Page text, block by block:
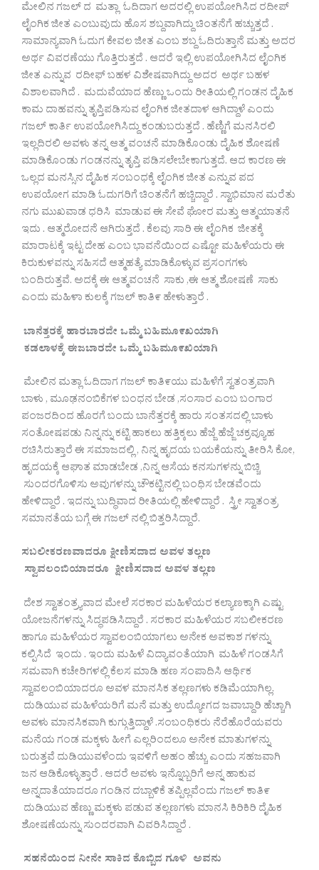
ಮೇಲಿನ ಗಜಲ್ ದ ಮತ್ಲಾ ಓದಿದಾಗ ಅದರಲ್ಲಿ ಉಪಯೋಗಿಸಿದ ರದೀಪ್
ಲೈಂಗಿಕ ಜೀತ ಎಂಬುವುದು ಹೊಸ ಶಬ್ದವಾಗಿದ್ದು ಚಿಂತನೆಗೆ ಹಚ್ಚುತ್ತದೆ .
ಸಾಮಾನ್ಯವಾಗಿ ಓದುಗ ಕೇವಲ ಜೀತ ಎಂಬ ಶಬ್ದ ಓದಿರುತ್ತಾನೆ ಮತ್ತು ಅದರ
ಅರ್ಥ ವಿವರಣೆಯು ಗೊತ್ತಿರುತ್ತದೆ . ಆದರೆ ಇಲ್ಲಿ ಉಪಯೋಗಿಸಿದ ಲೈಂಗಿಕ
ಜೀತ ಎನ್ನುವ ರದೀಫ್ ಬಹಳ ವಿಶೇಷವಾಗಿದ್ದು ಅದರ ಅರ್ಥ ಬಹಳ
ವಿಶಾಲವಾಗಿದೆ . ಮದುವೆಯಾದ ಹೆಣ್ಣು ಒಂದು ರೀತಿಯಲ್ಲಿ ಗಂಡನ ದೈಹಿಕ
ಕಾಮ ದಾಹವನ್ನು ತೃಪ್ತಿಪಡಿಸುವ ಲೈಂಗಿಕ ಜೀತದಾಳ ಆಗಿದ್ದಾಳೆ ಎಂದು
ಗಜಲ್ ಕಾರ್ತಿ ಉಪಯೋಗಿಸಿದ್ದು ಕಂಡುಬರುತ್ತದೆ . ಹೆಣ್ಣಿಗೆ ಮನಸಿರಲಿ
ಇಲ್ಲದಿರಲಿ ಅವಳು ತನ್ನ ಆತ್ಮ ವಂಚನೆ ಮಾಡಿಕೊಂಡು ದೈಹಿಕ ಶೋಷಣೆ
ಮಾಡಿಕೊಂಡು ಗಂಡನನ್ನು ತೃಪ್ತಿ ಪಡಿಸಲೇಬೇಕಾಗುತ್ತದೆ. ಆದ ಕಾರಣ ಈ
ಒಲ್ಲದ ಮನಸ್ಸಿನ ದೈಹಿಕ ಸಂಬಂಧಕ್ಕೆ ಲೈಂಗಿಕ ಜೀತ ಎನ್ನುವ ಪದ
ಉಪಯೋಗ ಮಾಡಿ ಓದುಗರಿಗೆ ಚಿಂತನೆಗೆ ಹಚ್ಚಿದ್ದಾರೆ . ಸ್ವಾಭಿಮಾನ ಮರೆತು
ನಗು ಮುಖವಾಡ ಧರಿಸಿ ಮಾಡುವ ಈ ಸೇವೆ ಘೋರ ಮತ್ತು ಆತ್ಮಯಾತನೆ
ಇದು . ಆತ್ಮರೋದನೆ ಆಗಿರುತ್ತದೆ . ಕೆಲವು ಸಾರಿ ಈ ಲೈಂಗಿಕ ಜೀತಕ್ಕೆ
ಮಾರಾಟಕ್ಕೆ ಇಟ್ಟ ದೇಹ ಎಂಬ ಭಾವನೆಯಿಂದ ಎಷ್ಟೋ ಮಹಿಳೆಯರು ಈ
ಕಿರುಕುಳವನ್ನು ಸಹಿಸದೆ ಆತ್ಮಹತ್ಯೆ ಮಾಡಿಕೊಳ್ಳುವ ಪ್ರಸಂಗಗಳು
ಬಂದಿರುತ್ತವೆ. ಅದಕ್ಕೆ ಈ ಆತ್ಮವಂಚನೆ ಸಾಕು ,ಈ ಆತ್ಮ ಶೋಷಣೆ ಸಾಕು
ಎಂದು ಮಹಿಳಾ ಕುಲಕ್ಕೆ ಗಜಲ್ ಕಾತಿ೯ ಹೇಳುತ್ತಾರೆ .
ಬಾನೆತ್ತರಕ್ಕೆ ಹಾರಬಾರದೇ ಒಮ್ಮೆ ಬಹಿಮೂ೯ಖಯಾಗಿ
ಕಡಲಾಳಕ್ಕೆ ಈಜಬಾರದೇ ಒಮ್ಮೆ ಬಹಿಮೂ೯ಖಿಯಾಗಿ
ಮೇಲಿನ ಮತ್ಲಾ ಓದಿದಾಗ ಗಜಲ್ ಕಾತಿ೯ಯು ಮಹಿಳೆಗೆ ಸ್ವತಂತ್ರವಾಗಿ
ಬಾಳು , ಮೂಢನಂಬಿಕೆಗಳ ಬಂಧನ ಬೇಡ ,ಸಂಸಾರ ಎಂಬ ಬಂಗಾರ
ಪಂಜರದಿಂದ ಹೊರಗೆ ಬಂದು ಬಾನೆತ್ತರಕ್ಕೆ ಹಾರು ಸಂತಸದಲ್ಲಿ ಬಾಳು
ಸಂತೋಷಪಡು ನಿನ್ನನ್ನು ಕಟ್ಟಿ ಹಾಕಲು ಹತ್ತಿಕ್ಕಲು ಹೆಜ್ಜೆ ಹೆಜ್ಜೆ ಚಕ್ರವ್ಯೂಹ
ರಚಿಸಿರುತ್ತಾರೆ ಈ ಸಮಾಜದಲ್ಲಿ , ನಿನ್ನ ಹೃದಯ ಬಯಕೆಯನ್ನು ತೀರಿಸಿ ಕೋ,
ಹೃದಯಕ್ಕೆ ಆಘಾತ ಮಾಡಬೇಡ ,ನಿನ್ನ ಆಸೆಯ ಕನಸುಗಳನ್ನು ಬಿಚ್ಚಿ
ಸುಂದರಗೊಳಿಸು ಅವುಗಳನ್ನು ಚೌಕಟ್ಟಿನಲ್ಲಿ ಬಂಧಿಸ ಬೇಡವೆಂದು
ಹೇಳಿದ್ದಾರೆ . ಇದನ್ನು ಬುದ್ಧಿವಾದ ರೀತಿಯಲ್ಲಿ ಹೇಳಿದ್ದಾರೆ . ಸ್ತ್ರೀ ಸ್ವಾತಂತ್ರ
ಸಮಾನತೆಯ ಬಗ್ಗೆ ಈ ಗಜಲ್ ನಲ್ಲಿ ಬಿತ್ತರಿಸಿದ್ದಾರೆ.
ಸಬಲೀಕರಣವಾದರೂ ಕ್ಷೀಣಿಸದಾದ ಅವಳ ತಲ್ಲಣ
ಸ್ವಾವಲಂಬಿಯಾದರೂ ಕ್ಷೀಣಿಸದಾದ ಅವಳ ತಲ್ಲಣ
ದೇಶ ಸ್ವಾತಂತ್ರ್ಯವಾದ ಮೇಲೆ ಸರಕಾರ ಮಹಿಳೆಯರ ಕಲ್ಯಾಣಕ್ಕಾಗಿ ಎಷ್ಟು
ಯೋಜನೆಗಳನ್ನು ಸಿದ್ಧಪಡಿಸಿದ್ದಾರೆ . ಸರಕಾರ ಮಹಿಳೆಯರ ಸಬಲೀಕರಣ
ಹಾಗೂ ಮಹಿಳೆಯರ ಸ್ವಾವಲಂಬಿಯಾಗಲು ಅನೇಕ ಅವಕಾಶ ಗಳನ್ನು
ಕಲ್ಪಿಸಿದೆ ಇಂದು . ಇಂದು ಮಹಿಳೆ ವಿದ್ಯಾವಂತೆಯಾಗಿ ಮಹಿಳೆ ಗಂಡಸಿಗೆ
ಸಮವಾಗಿ ಕಚೇರಿಗಳಲ್ಲಿ ಕೆಲಸ ಮಾಡಿ ಹಣ ಸಂಪಾದಿಸಿ ಆರ್ಥಿಕ
ಸ್ವಾವಲಂಬಿಯಾದರೂ ಅವಳ ಮಾನಸಿಕ ತಲ್ಲಣಗಳು ಕಡಿಮೆಯಾಗಿಲ್ಲ.
ದುಡಿಯುವ ಮಹಿಳೆಯರಿಗೆ ಮನೆ ಮತ್ತು ಉದ್ಯೋಗದ ಜವಾಬ್ದಾರಿ ಹೆಚ್ಚಾಗಿ
ಅವಳು ಮಾನಸಿಕವಾಗಿ ಕುಗ್ಗುತ್ತಿದ್ದಾಳೆ .ಸಂಬಂಧಿಕರು ನೆರೆಹೊರೆಯವರು
ಮನೆಯ ಗಂಡ ಮಕ್ಕಳು ಹೀಗೆ ಎಲ್ಲರಿಂದಲೂ ಅನೇಕ ಮಾತುಗಳನ್ನು
ಬರುತ್ತವೆ ದುಡಿಯುವಳೆಂದು ಇವಳಿಗೆ ಅಹಂ ಹೆಚ್ಚು ಎಂದು ಸಹಜವಾಗಿ
ಜನ ಆಡಿಕೊಳ್ಳುತ್ತಾರೆ . ಆದರೆ ಅವಳು ಇನ್ನೊಬ್ಬರಿಗೆ ಅನ್ನ ಹಾಕುವ
ಅನ್ನದಾತೆಯಾದರೂ ಗಂಡಿನ ದಬ್ಬಾಳಿಕೆ ತಪ್ಪಿಲ್ಲವೆಂದು ಗಜಲ್ ಕಾತಿ೯
ದುಡಿಯುವ ಹೆಣ್ಣು ಮಕ್ಕಳು ಪಡುವ ತಲ್ಲಣಗಳು ಮಾನಸಿ ಕಿರಿಕಿರಿ ದೈಹಿಕ
ಶೋಷಣೆಯನ್ನು ಸುಂದರವಾಗಿ ವಿವರಿಸಿದ್ದಾರೆ .
ಸಹನೆಯಿಂದ ನೀನೇ ಸಾಕಿದ ಕೊಬ್ಬಿದ ಗೂಳಿ ಅವನು